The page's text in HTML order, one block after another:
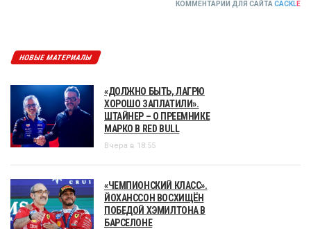
КОММЕНТАРИИ ДЛЯ САЙТА CACKLE
НОВЫЕ МАТЕРИАЛЫ
«ДОЛЖНО БЫТЬ, ЛАГРЮ
ХОРОШО ЗАПЛАТИЛИ».
ШТАЙНЕР – О ПРЕЕМНИКЕ
МАРКО В RED BULL
Вчера в 18:55
«ЧЕМПИОНСКИЙ КЛАСС».
ЙОХАНССОН ВОСХИЩЁН
ПОБЕДОЙ ХЭМИЛТОНА В
БАРСЕЛОНЕ